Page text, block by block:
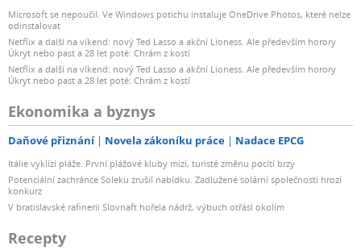
Microsoft se nepoučil. Ve Windows potichu instaluje OneDrive Photos, které nelze
odinstalovat
Netflix a další na víkend: nový Ted Lasso a akční Lioness. Ale především horory
Úkryt nebo past a 28 let poté: Chrám z kostí
Netflix a další na víkend: nový Ted Lasso a akční Lioness. Ale především horory
Úkryt nebo past a 28 let poté: Chrám z kostí
Ekonomika a byznys
Daňové přiznání Novela zákoníku práce Nadace EPCG
Itálie vyklízí pláže. První plážové kluby mizí, turisté změnu pocítí brzy
Potenciální zachránce Soleku zrušil nabídku. Zadlužené solární společnosti hrozí
konkurz
V bratislavské rafinerii Slovnaft hořela nádrž, výbuch otřásl okolím
Recepty